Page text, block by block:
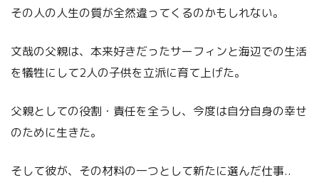
その人の人生の質が全然違ってくるのかもしれない。
文哉の父親は、本来好きだったサーフィンと海辺での生活
を犠牲にして2人の子供を立派に育て上げた。
父親としての役割・責任を全うし、今度は自分自身の幸せ
のために生きた。
そして彼が、その材料の一つとして新たに選んだ仕事..